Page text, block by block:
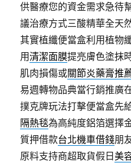
供醫療您的資金需求急待
議治療方式三酸精華全天
其實植纖便當盒利用植物
用清潔面膜提亮膚色塗抹
肌肉損傷或關節炎藥膏推
易週轉物品典當行銷推廣
撲克牌玩法打擊便當盒先
隔熱毯為高純度鋁箔選擇
質押借款台北機車借錢朋
原料支持商超取貨假日美